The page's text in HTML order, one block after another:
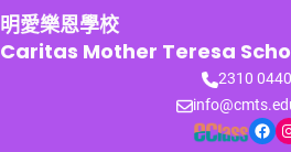
跳
至
主
明愛樂恩學校
Caritas Mother Teresa
2310 0440
Facebook